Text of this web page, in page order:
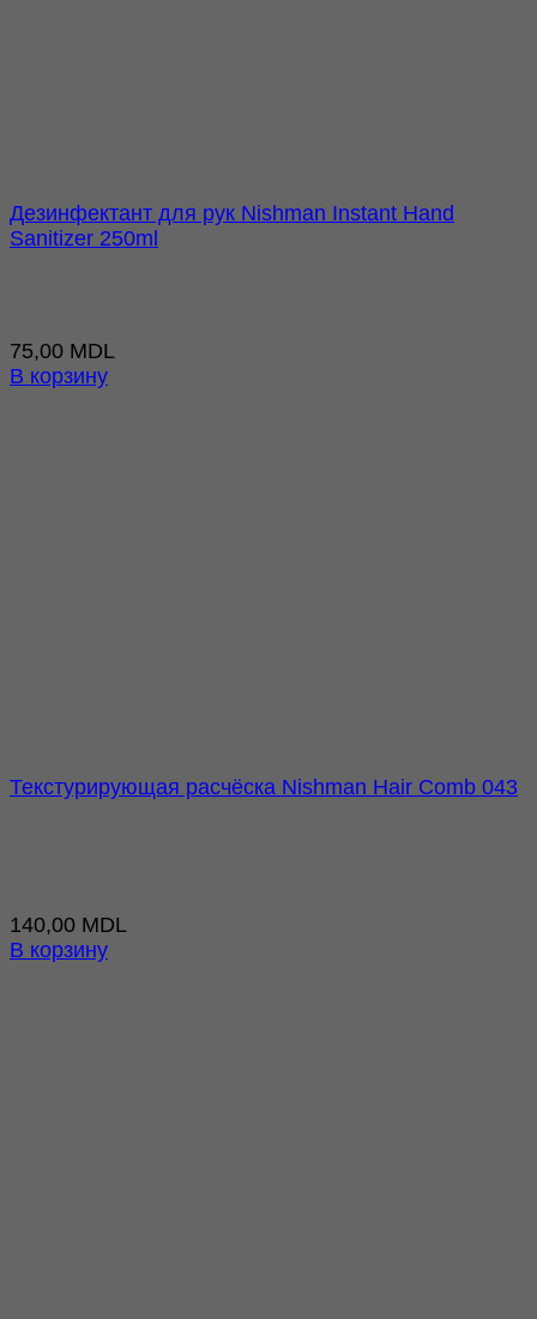
Дезинфектант для рук Nishman Instant Hand
Sanitizer 250ml
75,00 MDL
В корзину
Текстурирующая расчёска Nishman Hair Comb 043
140,00 MDL
В корзину